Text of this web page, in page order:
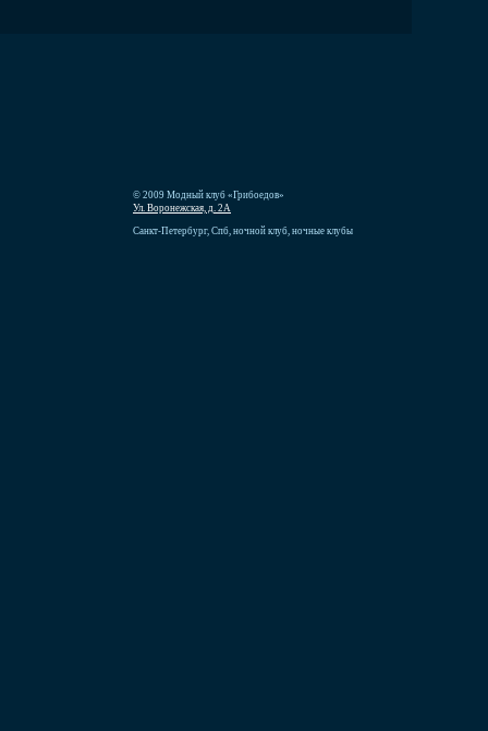
© 2009 Модный клуб «Грибоедов»
Ул. Воронежская, д. 2А
Санкт-Петербург, Спб, ночной клуб, ночные клубы